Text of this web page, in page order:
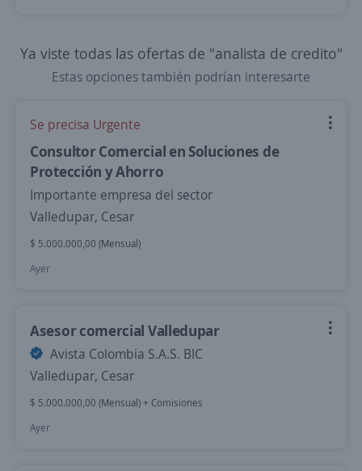
Ya viste todas las ofertas de "analista de credito"
Estas opciones también podrían interesarte
Se precisa Urgente
Consultor Comercial en Soluciones de
Protección y Ahorro
Importante empresa del sector
Valledupar, Cesar
$ 5.000.000,00 (Mensual)
Ayer
Asesor comercial Valledupar
Avista Colombia S.A.S. BIC
Valledupar, Cesar
$ 5.000.000,00 (Mensual) + Comisiones
Ayer